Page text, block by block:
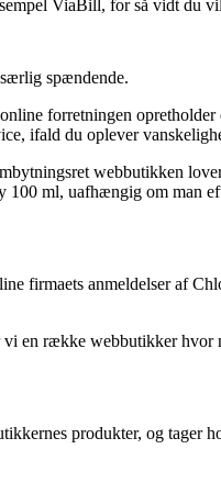
ViaBill, for så vidt du
spændende.
forretningen opretholder
ifald du oplever
webbutikken
100 ml, uafhængig om man
firmaets anmeldelser af
en række webbutikker hvor
produkter, og tager